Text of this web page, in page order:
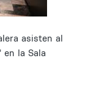
asisten al
en la Sala